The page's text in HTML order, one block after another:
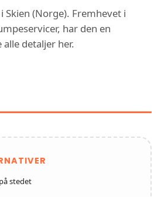
Skien (Norge). Fremhevet i
har den en
detaljer her.
stedet